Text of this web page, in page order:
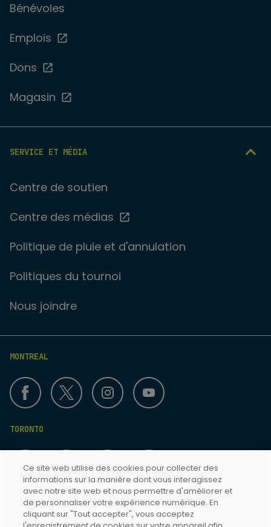
Bénévoles
Emplois
Dons
Magasin
SERVICE ET MÉDIA
Centre de soutien
Centre des médias
Politique de pluie et d'annulation
Politiques du tournoi
Nous joindre
MONTREAL
TORONTO
Termes & Conditions
Ce site web utilise des cookies pour collecter des
informations sur la manière dont vous interagissez
avec notre site web et nous permettre d'améliorer et
de personnaliser votre expérience numérique. En
cliquant sur "Tout accepter", vous acceptez